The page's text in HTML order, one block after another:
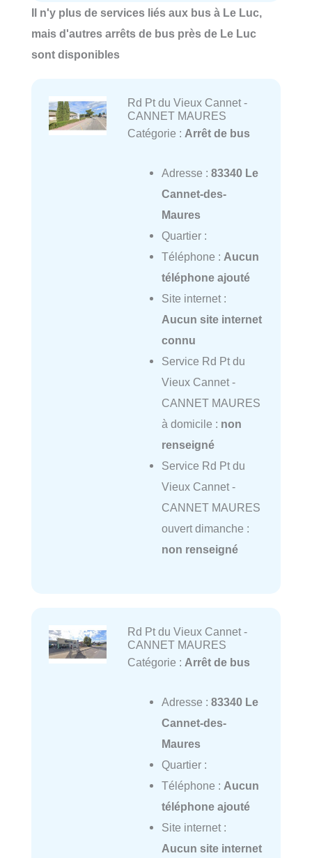
Il n'y plus de services liés aux bus à Le Luc,
mais d'autres arrêts de bus près de Le Luc
sont disponibles
Rd Pt du Vieux Cannet -
CANNET MAURES
Catégorie : Arrêt de bus
Adresse : 83340 Le
Cannet-des-
Maures
Quartier :
Téléphone : Aucun
téléphone ajouté
Site internet :
Aucun site internet
connu
Service Rd Pt du
Vieux Cannet -
CANNET MAURES
à domicile : non
renseigné
Service Rd Pt du
Vieux Cannet -
CANNET MAURES
ouvert dimanche :
non renseigné
Rd Pt du Vieux Cannet -
CANNET MAURES
Catégorie : Arrêt de bus
Adresse : 83340 Le
Cannet-des-
Maures
Quartier :
Téléphone : Aucun
téléphone ajouté
Site internet :
Aucun site internet